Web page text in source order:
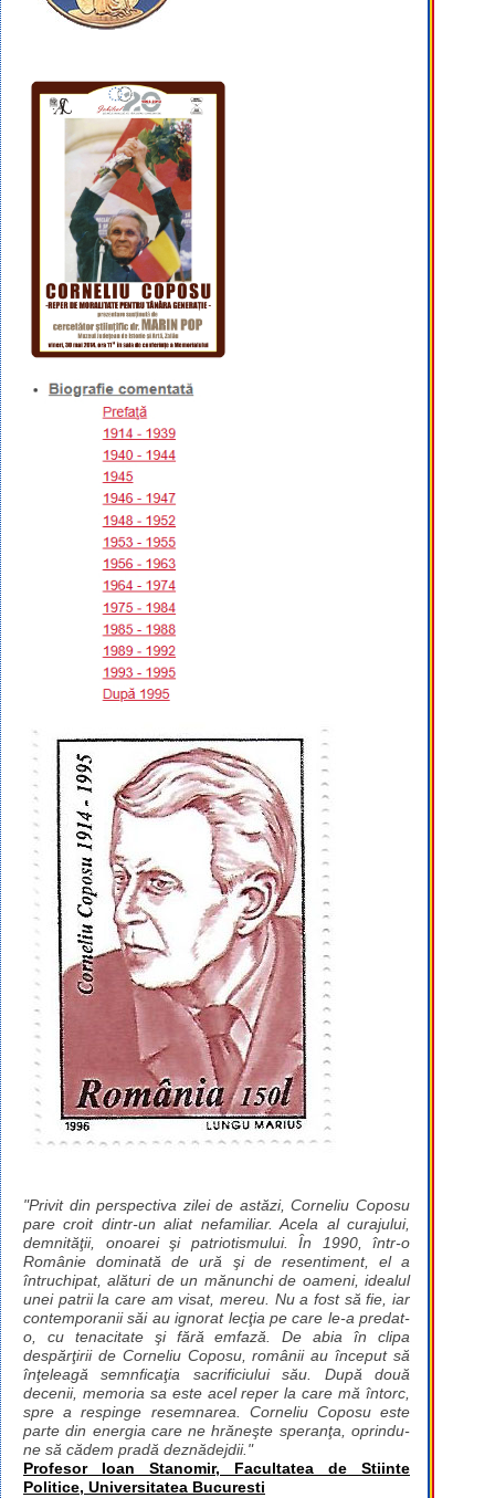
"Privit din perspectiva zilei de astăzi, Corneliu Coposu
pare croit dintr-un aliat nefamiliar. Acela al curajului,
demnităţii, onoarei şi patriotismului. În 1990, într-o
Românie dominată de ură şi de resentiment, el a
întruchipat, alături de un mănunchi de oameni, idealul
unei patrii la care am visat, mereu. Nu a fost să fie, iar
contemporanii săi au ignorat lecţia pe care le-a predat-
o, cu tenacitate şi fără emfază. De abia în clipa
despărţirii de Corneliu Coposu, românii au început să
înţeleagă semnficaţia sacrificiului său. După două
decenii, memoria sa este acel reper la care mă întorc,
spre a respinge resemnarea. Corneliu Coposu este
parte din energia care ne hrăneşte speranţa, oprindu-
ne să cădem pradă deznădejdii."
Profesor Ioan Stanomir, Facultatea de Stiinte
Politice, Universitatea Bucuresti